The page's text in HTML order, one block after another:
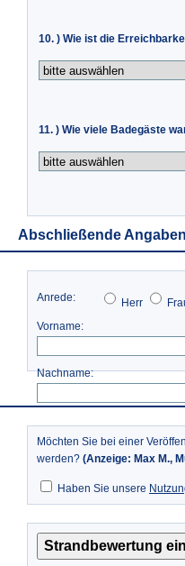
10. ) Wie ist die
11. ) Wie viele Badegäste
Abschließende Angaben
Anrede: Herr
Vorname:
Nachname:
Möchten Sie bei einer
werden? (Anzeige: Max M.,
Haben Sie unsere